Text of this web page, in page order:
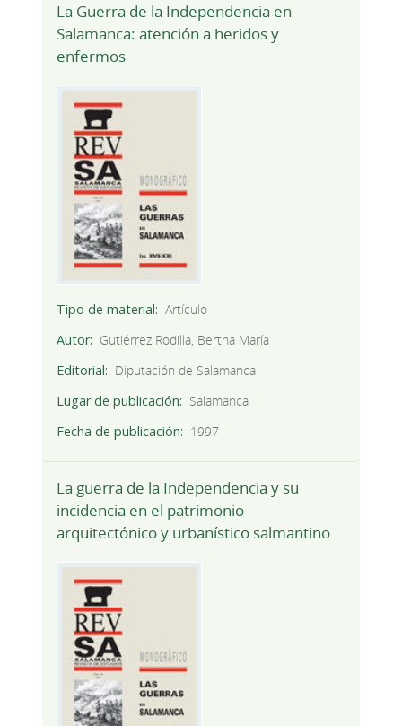
La Guerra de la Independencia en
Salamanca: atención a heridos y
enfermos
Tipo de material
Artículo
Autor
Gutiérrez Rodilla, Bertha María
Editorial
Diputación de Salamanca
Lugar de publicación
Salamanca
Fecha de publicación
1997
La guerra de la Independencia y su
incidencia en el patrimonio
arquitectónico y urbanístico salmantino